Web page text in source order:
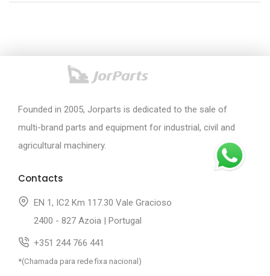
Founded in 2005, Jorparts is dedicated to the sale of
multi-brand parts and equipment for industrial, civil and
agricultural machinery.
Contacts
EN 1, IC2 Km 117.30 Vale Gracioso
2400 - 827 Azoia | Portugal
+351 244 766 441
*(Chamada para rede fixa nacional)